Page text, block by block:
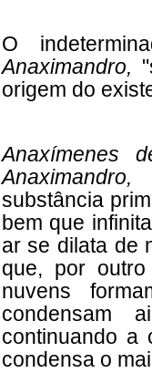
O
Anaximandro,
origem do
Anaxímenes
Anaximandro,
substância
bem que
ar se dilata de
que, por
nuvens
condensam
continuando a
condensa o